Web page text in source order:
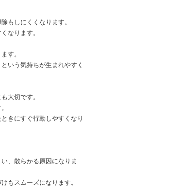
もしにくくなります。
なります。
す。
いう気持ちが生まれやすく
も大切です。
きにすぐ行動しやすくなり
、散らかる原因になりま
もスムーズになります。